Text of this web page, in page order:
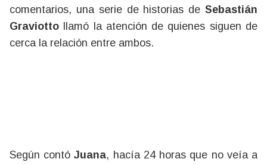
comentarios, una serie de historias de Sebastián
Graviotto llamó la atención de quienes siguen de
cerca la relación entre ambos.
Según contóJuana, hacía 24 horas que no veía a